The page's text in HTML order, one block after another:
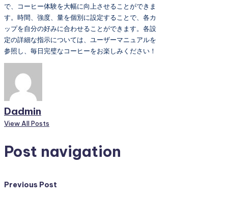
で、コーヒー体験を大幅に向上させることができま
す。時間、強度、量を個別に設定することで、各カ
ップを自分の好みに合わせることができます。各設
定の詳細な指示については、ユーザーマニュアルを
参照し、毎日完璧なコーヒーをお楽しみください！
Dadmin
View All Posts
Post navigation
Previous Post